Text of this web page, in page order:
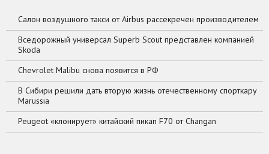
Салон воздушного такси от Airbus рассекречен производителем
Вседорожный универсал Superb Scout представлен компанией
Skoda
Chevrolet Malibu снова появится в РФ
В Сибири решили дать вторую жизнь отечественному спорткару
Marussia
Peugeot «клонирует» китайский пикап F70 от Changan